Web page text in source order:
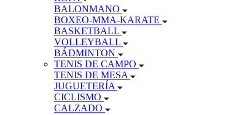
BALONMANO
BOXEO-MMA-KARATE
BASKETBALL
VOLLEYBALL
BÁDMINTON
TENIS DE CAMPO
TENIS DE MESA
JUGUETERÍA
CICLISMO
CALZADO